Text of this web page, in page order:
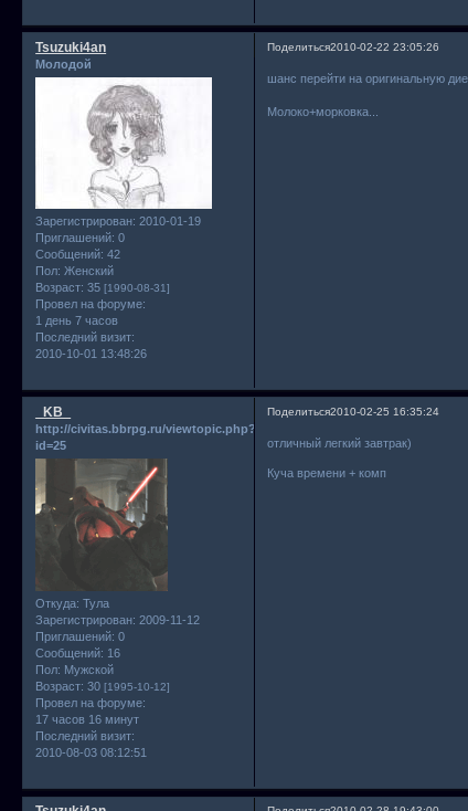
Поделиться2010-02-22 23:05:26
Tsuzuki4an
Молодой
Зарегистрирован: 2010-01-19
Приглашений: 0
Сообщений: 42
Пол: Женский
Возраст: 35[1990-08-31]
Провел на форуме:
1 день 7 часов
Последний визит:
2010-10-01 13:48:26
шанс перейти на оригинальную
Молоко+морковка...
Поделиться2010-02-25 16:35:24
_KB_
http://civitas.bbrpg.ru/viewtopic.php?
id=25
Откуда: Тула
Зарегистрирован: 2009-11-12
Приглашений: 0
Сообщений: 16
Пол: Мужской
Возраст: 30[1995-10-12]
Провел на форуме:
17 часов 16 минут
Последний визит:
2010-08-03 08:12:51
отличный легкий завтрак)
Куча времени + комп